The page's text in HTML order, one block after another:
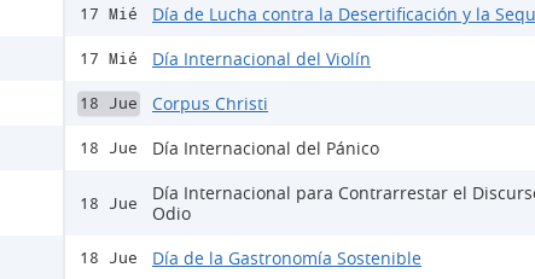
17 Mié Día de Lucha contra la Desertificación y la
17 Mié Día Internacional del Violín
18 Jue Corpus Christi
18 Jue Día Internacional del Pánico
18 Jue
Día Internacional para Contrarrestar el
Odio
18 Jue Día de la Gastronomía Sostenible